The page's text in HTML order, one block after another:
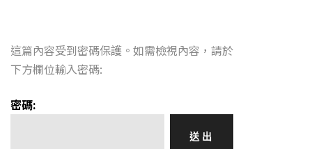
這篇內容受到密碼保護。如需檢視內容，請於
下方欄位輸入密碼:
密碼: